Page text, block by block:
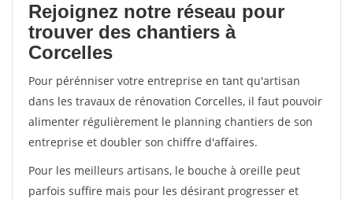
Rejoignez notre réseau pour
trouver des chantiers à
Corcelles
Pour pérénniser votre entreprise en tant qu'artisan
dans les travaux de rénovation Corcelles, il faut pouvoir
alimenter régulièrement le planning chantiers de son
entreprise et doubler son chiffre d'affaires.
Pour les meilleurs artisans, le bouche à oreille peut
parfois suffire mais pour les désirant progresser et